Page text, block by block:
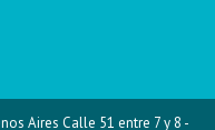
Aires Calle 51 entre 7 y 8 -